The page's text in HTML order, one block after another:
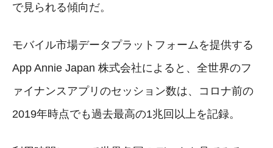
で見られる傾向だ。
モバイル市場データプラットフォームを提供する
App Annie Japan 株式会社によると、全世界のフ
ァイナンスアプリのセッション数は、コロナ前の
2019年時点でも過去最高の1兆回以上を記録。